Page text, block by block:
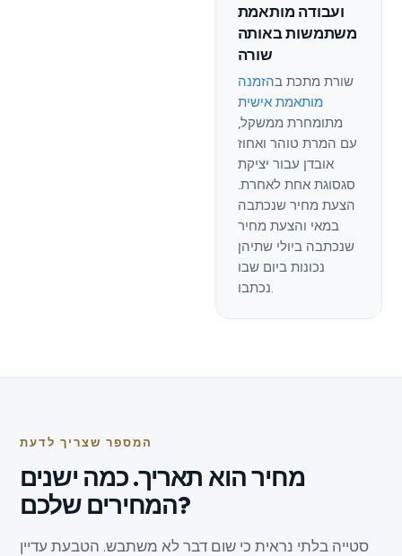
ועבודה מותאמת
משתמשות באותה
שורה
שורת מתכת בהזמנה
מותאמת אישית
מתומחרת ממשקל,
עם המרת טוהר ואחוז
אובדן עבור יציקת
סגסוגת אחת לאחרת.
הצעת מחיר שנכתבה
במאי והצעת מחיר
שנכתבה ביולי שתיהן
נכונות ביום שבו
נכתבו.
המספר שצריך לדעת
מחיר הוא תאריך. כמה ישנים
המחירים שלכם?
סטייה בלתי נראית כי שום דבר לא משתבש. הטבעת עדיין